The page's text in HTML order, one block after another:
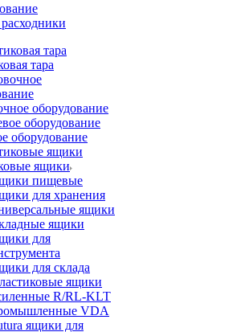
тара
оборудование
оборудование
ящики
пищевые
для хранения
ящики
ящики
для
для склада
ящики
R/RL-KLT
VDA
ящики для